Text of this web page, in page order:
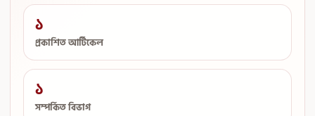
১
প্রকাশিত আর্টিকেল
১
সম্পর্কিত বিভাগ